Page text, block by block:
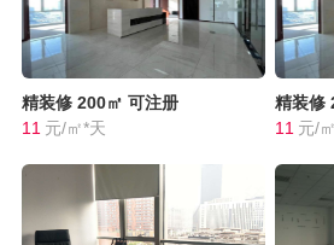
精装修 200㎡ 可注册
11 元/㎡*天
精装修
11 元/